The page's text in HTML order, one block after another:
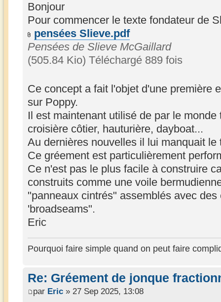
Bonjour
Pour commencer le texte fondateur de
pensées Slieve.pdf
Pensées de Slieve McGaillard
(505.84 Kio) Téléchargé 889 fois
Ce concept a fait l'objet d'une première
sur Poppy.
Il est maintenant utilisé de par le
croisière côtier, hauturière, dayboat...
Au dernières nouvelles il lui manquait le
Ce gréement est particulièrement
Ce n'est pas le plus facile à construire
construits comme une voile
"panneaux cintrés" assemblés avec
'broadseams".
Eric
Pourquoi faire simple quand on peut faire
Re: Gréement de jonque
par Eric » 27 Sep 2025, 13:08